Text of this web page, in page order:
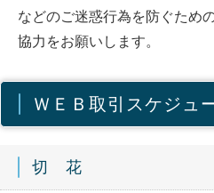
などのご迷惑行為を防ぐため
協力をお願いします。
ＷＥＢ取引スケジュ
切 花